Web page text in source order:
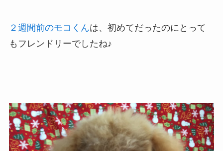
２週間前のモコくんは、初めてだったのにとって
もフレンドリーでしたね♪